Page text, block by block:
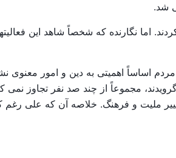
شد.
نگارنده که شخصاً شاهد این
اساساً اهمیتی به دین و امور معنوی
مجموعاً از چند صد نفر تجاوز نمی
ملیت و فرهنگ. خلاصه آن که علی رغم